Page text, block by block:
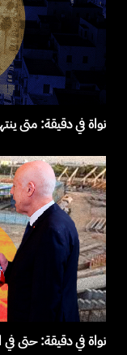
نواة في دقيقة: متى
نواة في دقيقة: حتى في